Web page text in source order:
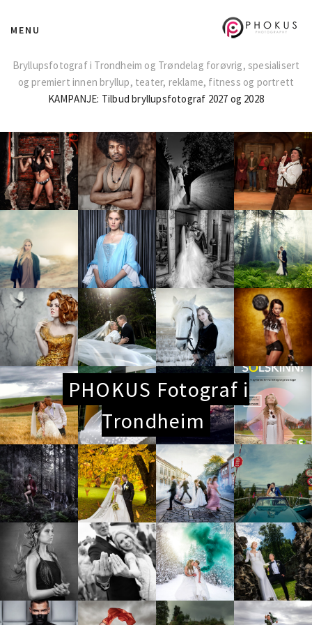
MENU
Bryllupsfotograf i Trondheim og Trøndelag forøvrig, spesialisert
og premiert innen bryllup, teater, reklame, fitness og portrett
KAMPANJE: Tilbud bryllupsfotograf 2027 og 2028
PHOKUS Fotograf i
Trondheimteate